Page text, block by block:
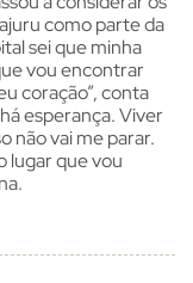
como parte da
sei que minha
vou encontrar
coração”, conta
esperança. Viver
não vai me parar.
lugar que vou